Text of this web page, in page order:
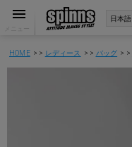
HOME レディース バッグ